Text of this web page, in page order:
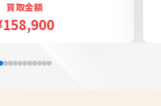
買取金額